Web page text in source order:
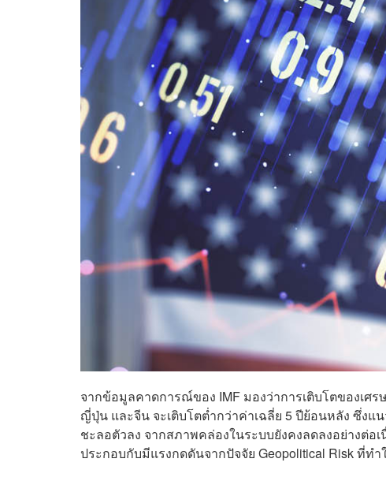
จากข้อมูลคาดการณ์ของ IMF มองว่าการเติบโตของเศ
ญี่ปุ่น และจีน จะเติบโตต่ำกว่าค่าเฉลี่ย 5 ปีย้อนหลัง ซึ่งแ
ชะลอตัวลง จากสภาพคล่องในระบบยังคงลดลงอย่างต่อ
ประกอบกับมีแรงกดดันจากปัจจัย Geopolitical Risk ที่